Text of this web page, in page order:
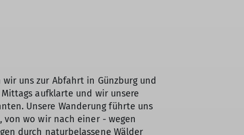
uns zur Abfahrt in Günzburg und
aufklarte und wir unsere
Unsere Wanderung führte uns
wo wir nach einer - wegen
durch naturbelassene Wälder